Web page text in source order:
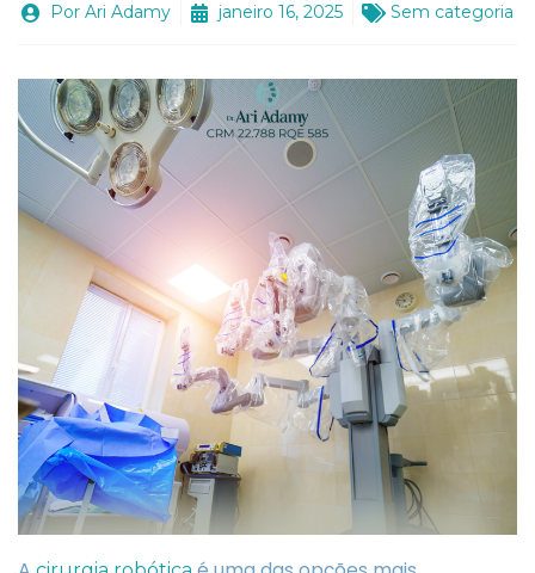
Por Ari Adamy janeiro 16, 2025 Sem categoria